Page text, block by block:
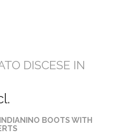
DISCESE IN
BOOTS WITH